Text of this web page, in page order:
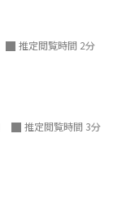
推定閲覧時間 2分
推定閲覧時間 3分